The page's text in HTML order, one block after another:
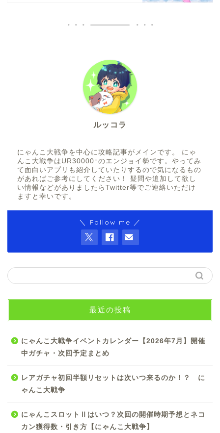
ルッコラ
にゃんこ大戦争を中心に攻略記事がメインです。 にゃ
んこ大戦争はUR30000↑のエンジョイ勢です。やってみ
て面白いアプリも紹介していたりするので気になるもの
があればご参考にしてください！ 疑問や追加して欲し
い情報などがありましたらTwitter等でご連絡いただけ
ますと幸いです。
＼ Follow me ／
最近の投稿
にゃんこ大戦争イベントカレンダー【2026年7月】開催
中ガチャ・次回予定まとめ
レアガチャ初回半額リセットは次いつ来るのか！？ に
ゃんこ大戦争
にゃんこスロットⅡはいつ？次回の開催時期予想とネコ
カン獲得数・引き方【にゃんこ大戦争】